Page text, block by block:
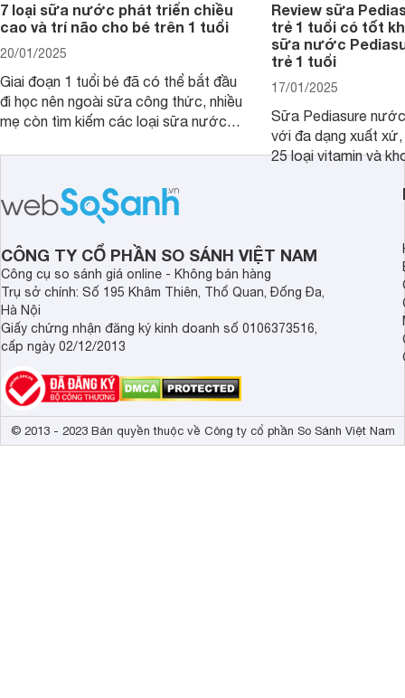
7 loại sữa nước phát triển chiều
cao và trí não cho bé trên 1 tuổi
20/01/2025
Giai đoạn 1 tuổi bé đã có thể bắt đầu
đi học nên ngoài sữa công thức, nhiều
mẹ còn tìm kiếm các loại sữa nước
trẻ. Dưới đây là 7 loại sữa nước phát
1 tuổi tốt mà mẹ bỉm nên lựa chọn.
Review sữa
trẻ 1 tuổi có tốt
sữa nước
trẻ 1 tuổi
17/01/2025
Sữa Pediasure
với đa dạng xuất
25 loại vitamin và
CÔNG TY CỔ PHẦN SO SÁNH VIỆT NAM
Công cụ so sánh giá online - Không bán hàng
Trụ sở chính: Số 195 Khâm Thiên, Thổ Quan, Đống Đa,
Hà Nội
Giấy chứng nhận đăng ký kinh doanh số 0106373516,
cấp ngày 02/12/2013
© 2013 - 2023 Bản quyền thuộc về Công ty cổ phần So Sánh Việt Nam